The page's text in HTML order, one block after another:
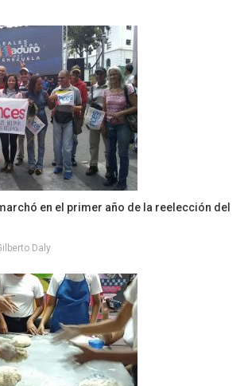
en el primer año de la reelección del
Daly